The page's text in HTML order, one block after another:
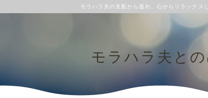
モラハラ夫の支配から逃れ、心からリラック
モラハラ夫と